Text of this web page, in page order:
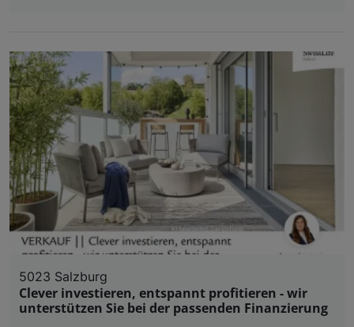
5023 Salzburg
Clever investieren, entspannt profitieren - wir
unterstützen Sie bei der passenden Finanzierung